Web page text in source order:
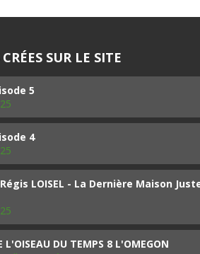
SUR LE SITE
5
4
Régis LOISEL - La Dernière Maison
L'OISEAU DU TEMPS 8 L'OMEGON